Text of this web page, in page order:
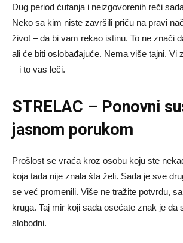
Dug period ćutanja i neizgovorenih reči
Neko sa kim niste završili priču na pravi
život – da bi vam rekao istinu. To ne znači
ali će biti oslobađajuće. Nema više tajni. Vi
– i to vas leči.
STRELAC – Ponovni
jasnom porukom
Prošlost se vraća kroz osobu koju ste
koja tada nije znala šta želi. Sada je sve
se već promenili. Više ne tražite potvrdu,
kruga. Taj mir koji sada osećate znak je da
slobodni.